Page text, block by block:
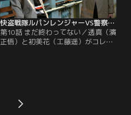
快盗戦隊ルパンレンジャーVS警察戦隊パトレンジャー 第10話
第10話 まだ終わってない／透真（濱
正悟）と初美花（工藤遥）がコレク
一郎との会話の中、魁利は兄が消え
た事件の手掛かりとなる男の話を聞